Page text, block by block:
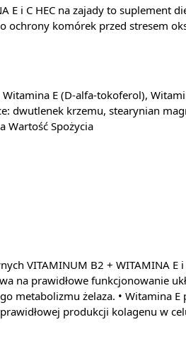
E i C HEC na zajady to suplement
ochrony komórek przed stresem
E (D-alfa-tokoferol),
dwutlenek krzemu, stearynian
Wartość Spożycia
VITAMINUM B2 + WITAMINA
na prawidłowe funkcjonowanie
metabolizmu żelaza. • Witamina
produkcji kolagenu w